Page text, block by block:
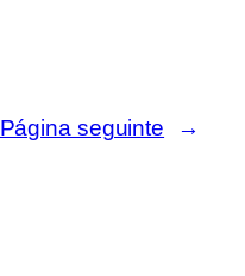
Página seguinte →